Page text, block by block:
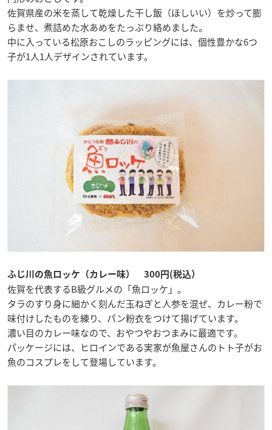
佐賀県産の米を蒸して乾燥した干し飯（ほしいい）を炒って膨
らませ、煮詰めた水あめをたっぷり絡めました。
中に入っている松原おこしのラッピングには、個性豊かな6つ
子が1人1人デザインされています。
ふじ川の魚ロッケ（カレー味） 300円(税込）
佐賀を代表するB級グルメの「魚ロッケ」。
タラのすり身に細かく刻んだ玉ねぎと人参を混ぜ、カレー粉で
味付けしたものを練り、パン粉衣をつけて揚げています。
濃い目のカレー味なので、おやつやおつまみに最適です。
パッケージには、ヒロインである実家が魚屋さんのトト子がお
魚のコスプレをして登場しています。